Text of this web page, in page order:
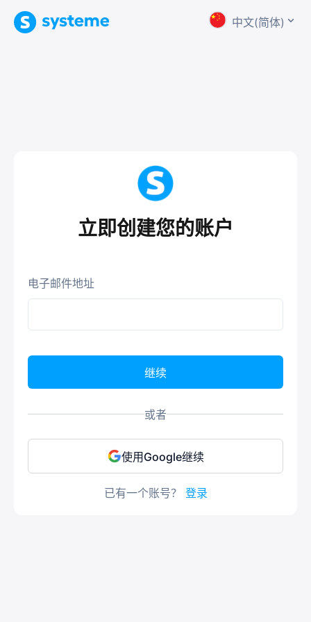
中文(简体)
立即创建您的账户
电子邮件地址
继续
或者
使用Google继续
已有一个账号？ 登录